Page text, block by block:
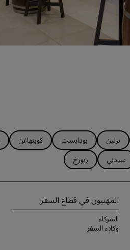
برلين بودابست كوبنهاغن
سيدني زيورخ
المهنيون في قطاع السفر
الشركاء
وكلاء السفر